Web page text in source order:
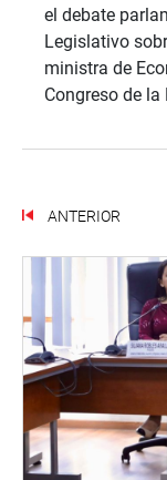
el debate
Legislativo
ministra de
Congreso de
ANTERIOR